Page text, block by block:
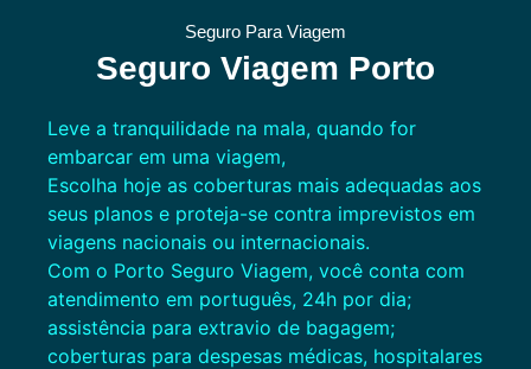
Seguro Para Viagem
Seguro Viagem Porto
Leve a tranquilidade na mala, quando for
embarcar em uma viagem,
Escolha hoje as coberturas mais adequadas aos
seus planos e proteja-se contra imprevistos em
viagens nacionais ou internacionais.
Com o Porto Seguro Viagem, você conta com
atendimento em português, 24h por dia;
assistência para extravio de bagagem;
coberturas para despesas médicas, hospitalares